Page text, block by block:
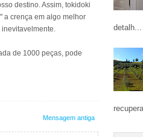
destino. Assim, tokidoki
a crença em algo melhor
de 1000 peças, pode
Mensagem antiga
detalh...